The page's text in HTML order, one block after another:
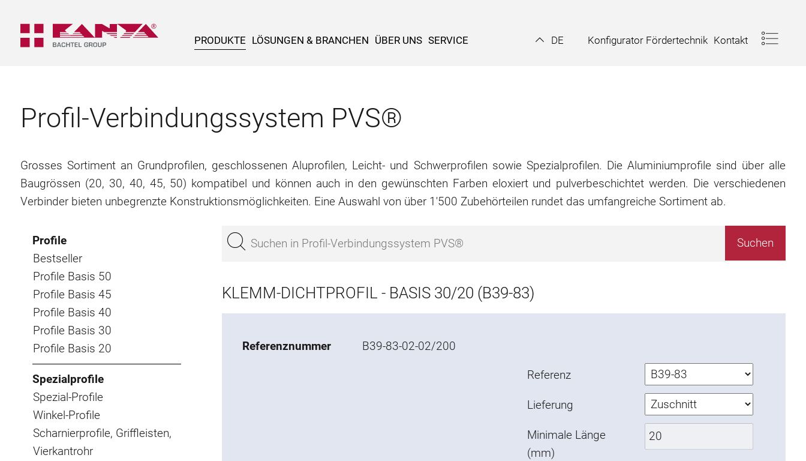
PRODUKTE LÖSUNGEN & BRANCHEN ÜBER UNS SERVICE DE Konfigurator Fördertechnik Kontakt
Profil-Verbindungssystem PVS®
Grosses Sortiment an Grundprofilen, geschlossenen Aluprofilen, Leicht- und Schwerprofilen sowie Spezialprofilen. Die Aluminiumprofile sind über alle
Baugrössen (20, 30, 40, 45, 50) kompatibel und können auch in den gewünschten Farben eloxiert und pulverbeschichtet werden. Die verschiedenen
Verbinder bieten unbegrenzte Konstruktionsmöglichkeiten. Eine Auswahl von über 1'500 Zubehörteilen rundet das umfangreiche Sortiment ab.
Profile
Bestseller
Profile Basis 50
Profile Basis 45
Profile Basis 40
Profile Basis 30
Profile Basis 20
Spezialprofile
Spezial-Profile
Winkel-Profile
Scharnierprofile, Griffleisten,
Vierkantrohr
KLEMM-DICHTPROFIL - BASIS 30/20 (B39-83)
Referenznummer B39-83-02-02/200
Referenz
Lieferung
Minimale Länge
(mm)